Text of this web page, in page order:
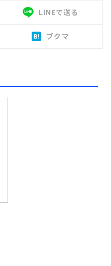
LINEで送る
ブクマ